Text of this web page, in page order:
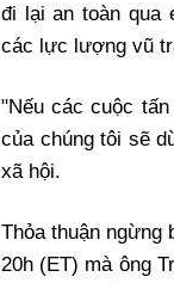
đi lại an toàn qua
các lực lượng vũ
"Nếu các cuộc
của chúng tôi sẽ
xã hội.
Thỏa thuận
20h (ET) mà ông